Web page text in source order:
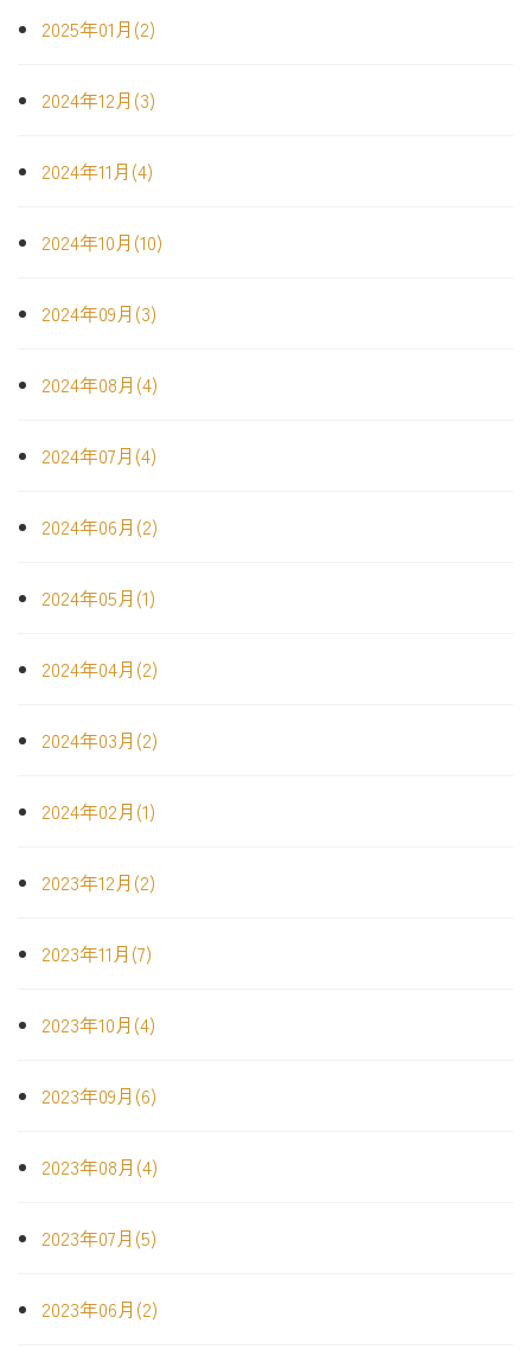
2025年01月(2)
2024年12月(3)
2024年11月(4)
2024年10月(10)
2024年09月(3)
2024年08月(4)
2024年07月(4)
2024年06月(2)
2024年05月(1)
2024年04月(2)
2024年03月(2)
2024年02月(1)
2023年12月(2)
2023年11月(7)
2023年10月(4)
2023年09月(6)
2023年08月(4)
2023年07月(5)
2023年06月(2)